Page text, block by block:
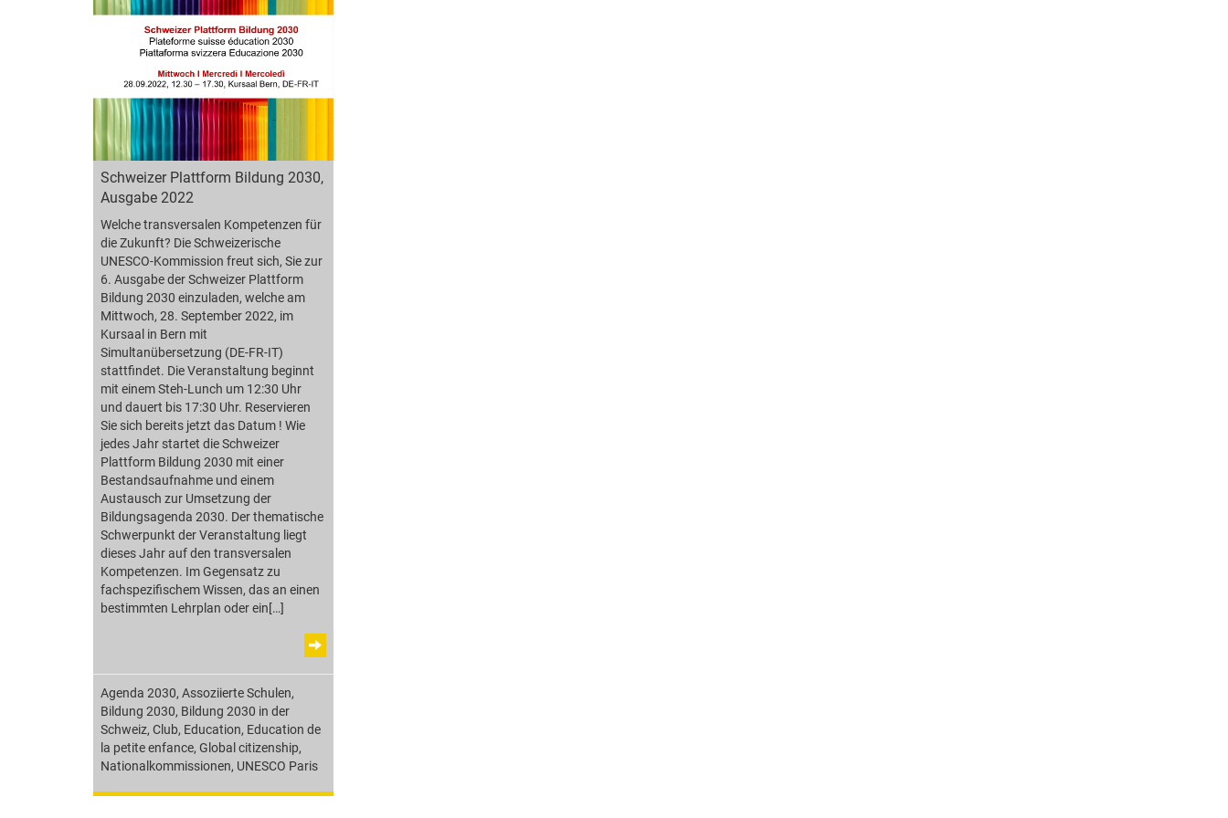
Schweizer Plattform Bildung 2030,
Ausgabe 2022
Welche transversalen Kompetenzen für
die Zukunft? Die Schweizerische
UNESCO-Kommission freut sich, Sie zur
6. Ausgabe der Schweizer Plattform
Bildung 2030 einzuladen, welche am
Mittwoch, 28. September 2022, im
Kursaal in Bern mit
Simultanübersetzung (DE-FR-IT)
stattfindet. Die Veranstaltung beginnt
mit einem Steh-Lunch um 12:30 Uhr
und dauert bis 17:30 Uhr. Reservieren
Sie sich bereits jetzt das Datum ! Wie
jedes Jahr startet die Schweizer
Plattform Bildung 2030 mit einer
Bestandsaufnahme und einem
Austausch zur Umsetzung der
Bildungsagenda 2030. Der thematische
Schwerpunkt der Veranstaltung liegt
dieses Jahr auf den transversalen
Kompetenzen. Im Gegensatz zu
fachspezifischem Wissen, das an einen
bestimmten Lehrplan oder ein[…]
Agenda 2030, Assoziierte Schulen,
Bildung 2030, Bildung 2030 in der
Schweiz, Club, Education, Education de
la petite enfance, Global citizenship,
Nationalkommissionen, UNESCO Paris